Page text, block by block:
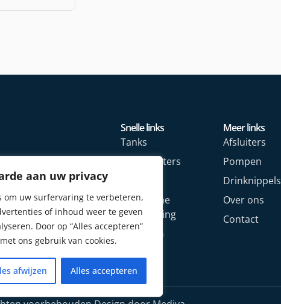
aan uw privacy
om uw surfervaring te verbeteren,
of inhoud weer te geven
Door op “Alles accepteren”
ons gebruik van cookies.
afwijzen Alles accepteren
Snelle links
Tanks
Watermeters
Elektrische
Verwarming
Sensoren
Meer links
Afsluiters
Pompen
Drinknippels
Over ons
Contact